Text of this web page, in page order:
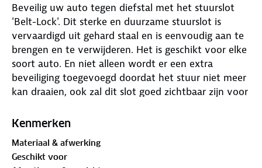
Beveilig uw auto tegen diefstal met het stuurslot
'Belt-Lock'. Dit sterke en duurzame stuurslot is
vervaardigd uit gehard staal en is eenvoudig aan te
brengen en te verwijderen. Het is geschikt voor elke
soort auto. En niet alleen wordt er een extra
beveiliging toegevoegd doordat het stuur niet meer
kan draaien, ook zal dit slot goed zichtbaar zijn voor
effect heeft. Kortom, het stuurslot 'Belt-lock' is een
Kenmerken
Materiaal & afwerking
Geschikt voor